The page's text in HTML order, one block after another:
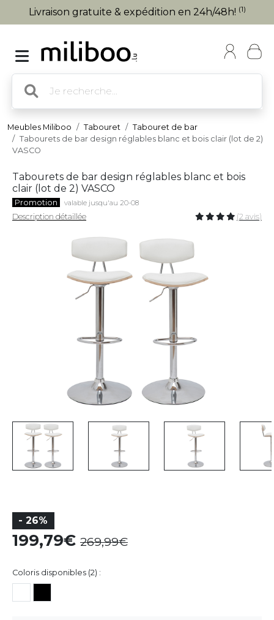
Livraison gratuite & expédition en 24h/48h! (1)
Meubles Miliboo Tabouret
Tabouret de bar
Tabourets de bar design réglables blanc et bois clair (lot de 2)
VASCO
Tabourets de bar design réglables blanc et bois
clair (lot de 2) VASCO
Promotion valable jusqu'au 20-08
Description détaillée (2 avis)
- 26%
199,79 269,99
Coloris disponibles (2) :